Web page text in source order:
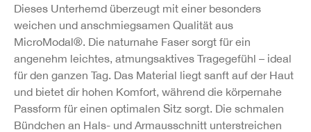
Dieses Unterhemd überzeugt mit einer besonders
weichen und anschmiegsamen Qualität aus
MicroModal®. Die naturnahe Faser sorgt für ein
angenehm leichtes, atmungsaktives Tragegefühl – ideal
für den ganzen Tag. Das Material liegt sanft auf der Haut
und bietet dir hohen Komfort, während die körpernahe
Passform für einen optimalen Sitz sorgt. Die schmalen
Bündchen an Hals- und Armausschnitt unterstreichen